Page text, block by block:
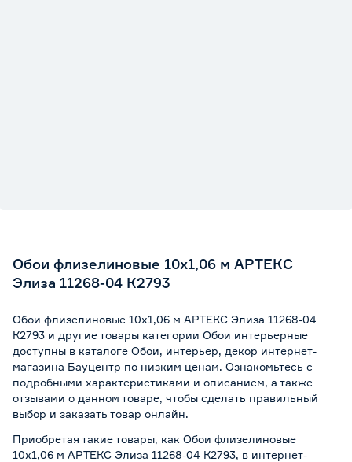
Обои флизелиновые 10х1,06 м АРТЕКС
Элиза 11268-04 К2793
Обои флизелиновые 10х1,06 м АРТЕКС Элиза 11268-04
К2793 и другие товары категории Обои интерьерные
доступны в каталоге Обои, интерьер, декор интернет-
магазина Бауцентр по низким ценам. Ознакомьтесь с
подробными характеристиками и описанием, а также
отзывами о данном товаре, чтобы сделать правильный
выбор и заказать товар онлайн.
Приобретая такие товары, как Обои флизелиновые
10х1,06 м АРТЕКС Элиза 11268-04 К2793, в интернет-